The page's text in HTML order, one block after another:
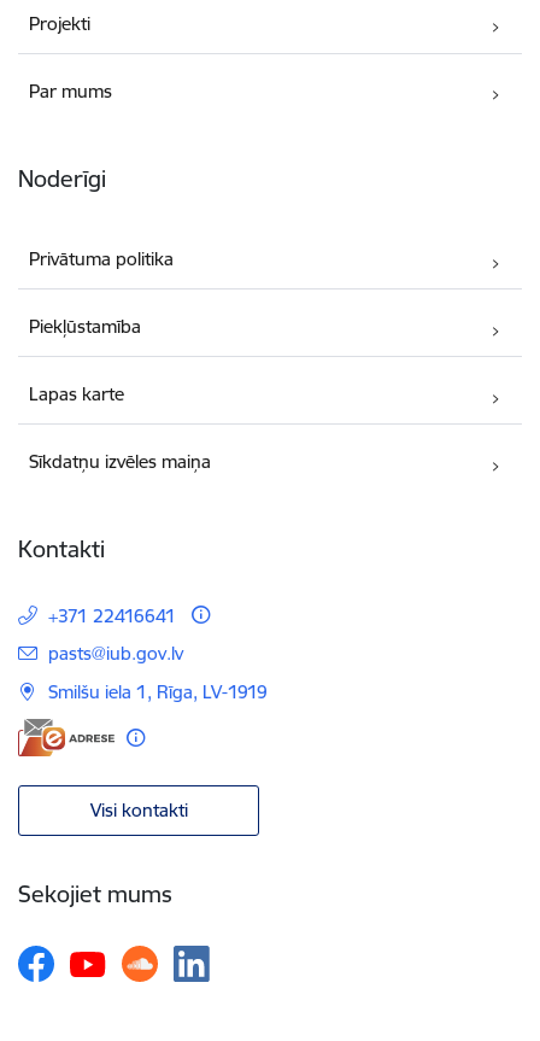
Projekti
Par mums
Noderīgi
Privātuma politika
Piekļūstamība
Lapas karte
Sīkdatņu izvēles maiņa
Kontakti
+371 22416641
E-pasts:
pasts@iub.gov.lv
Smilšu iela 1, Rīga, LV-1919
Visi kontakti
Sekojiet mums